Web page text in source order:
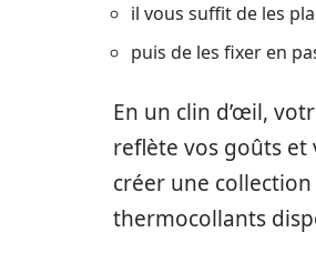
il vous suffit de les
puis de les fixer en
En un clin d’œil,
reflète vos goûts
créer une
thermocollants